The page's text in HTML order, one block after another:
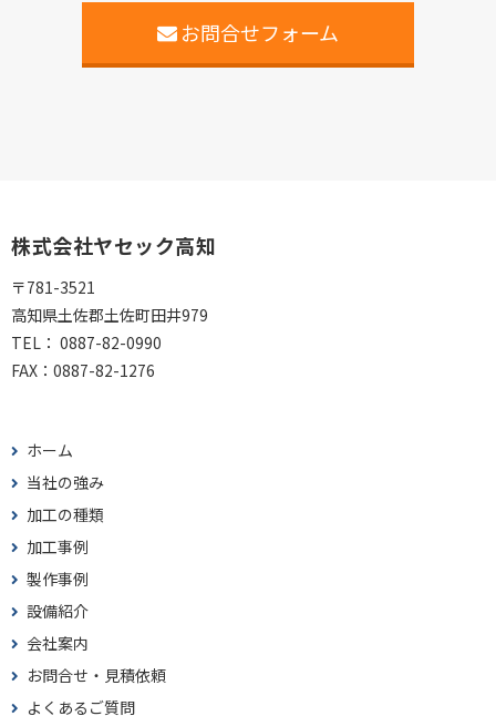
お問合せフォーム
株式会社ヤセック高知
〒781-3521
高知県土佐郡土佐町田井979
TEL： 0887-82-0990
FAX： 0887-82-1276
ホーム
当社の強み
加工の種類
加工事例
製作事例
設備紹介
会社案内
お問合せ・見積依頼
よくあるご質問